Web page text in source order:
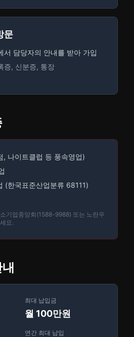
문
서 담당자의 안내를 받아 가입
증, 신분증, 통장
, 나이트클럽 등 풍속영업)
(한국표준산업분류 68111)
기업중앙회(1588-9988) 또는 노란우
요.
최대 납입금
월 100만원
연간 최대 납입